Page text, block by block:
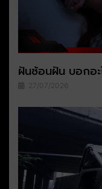
ฝันซ้อนฝัน บอกอะ
27/07/2026